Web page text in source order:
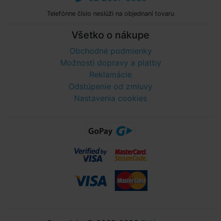
Telefónne číslo neslúži na objednaní tovaru
Všetko o nákupe
Obchodné podmienky
Možnosti dopravy a platby
Reklamácie
Odstúpenie od zmluvy
Nastavenia cookies